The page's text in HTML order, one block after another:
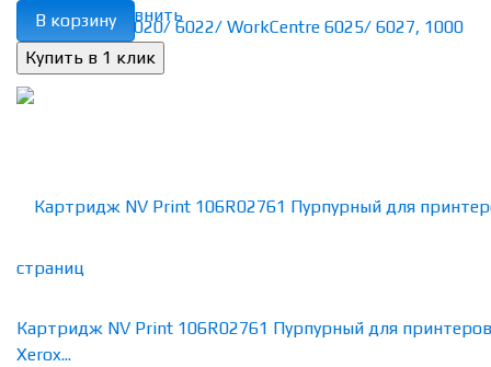
избранное сравнить
В корзину
Картридж NV Print 106R02761 Пурпурный для принтеров
Xerox...